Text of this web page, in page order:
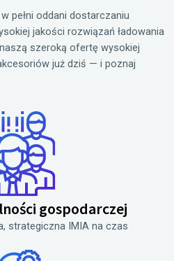
pełni oddani dostarczaniu
jakości rozwiązań ładowania
szeroką ofertę wysokiej
już dziś — i poznaj
gospodarczej
strategiczna IMIA na czas